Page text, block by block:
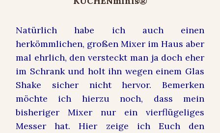
Natürlich habe ich auch einen
herkömmlichen, großen Mixer im Haus aber
mal ehrlich, den versteckt man ja doch eher
im Schrank und holt ihn wegen einem Glas
Shake sicher nicht hervor. Bemerken
möchte ich hierzu noch, dass mein
bisheriger Mixer nur ein vierflügeliges
Messer hat. Hier zeige ich Euch den